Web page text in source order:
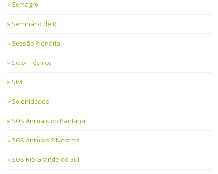
Semagro
Seminário de RT
Sessão Plenária
Setor Técnico
SIM
Solenidades
SOS Animais do Pantanal
SOS Animais Silvestres
SOS Rio Grande do Sul